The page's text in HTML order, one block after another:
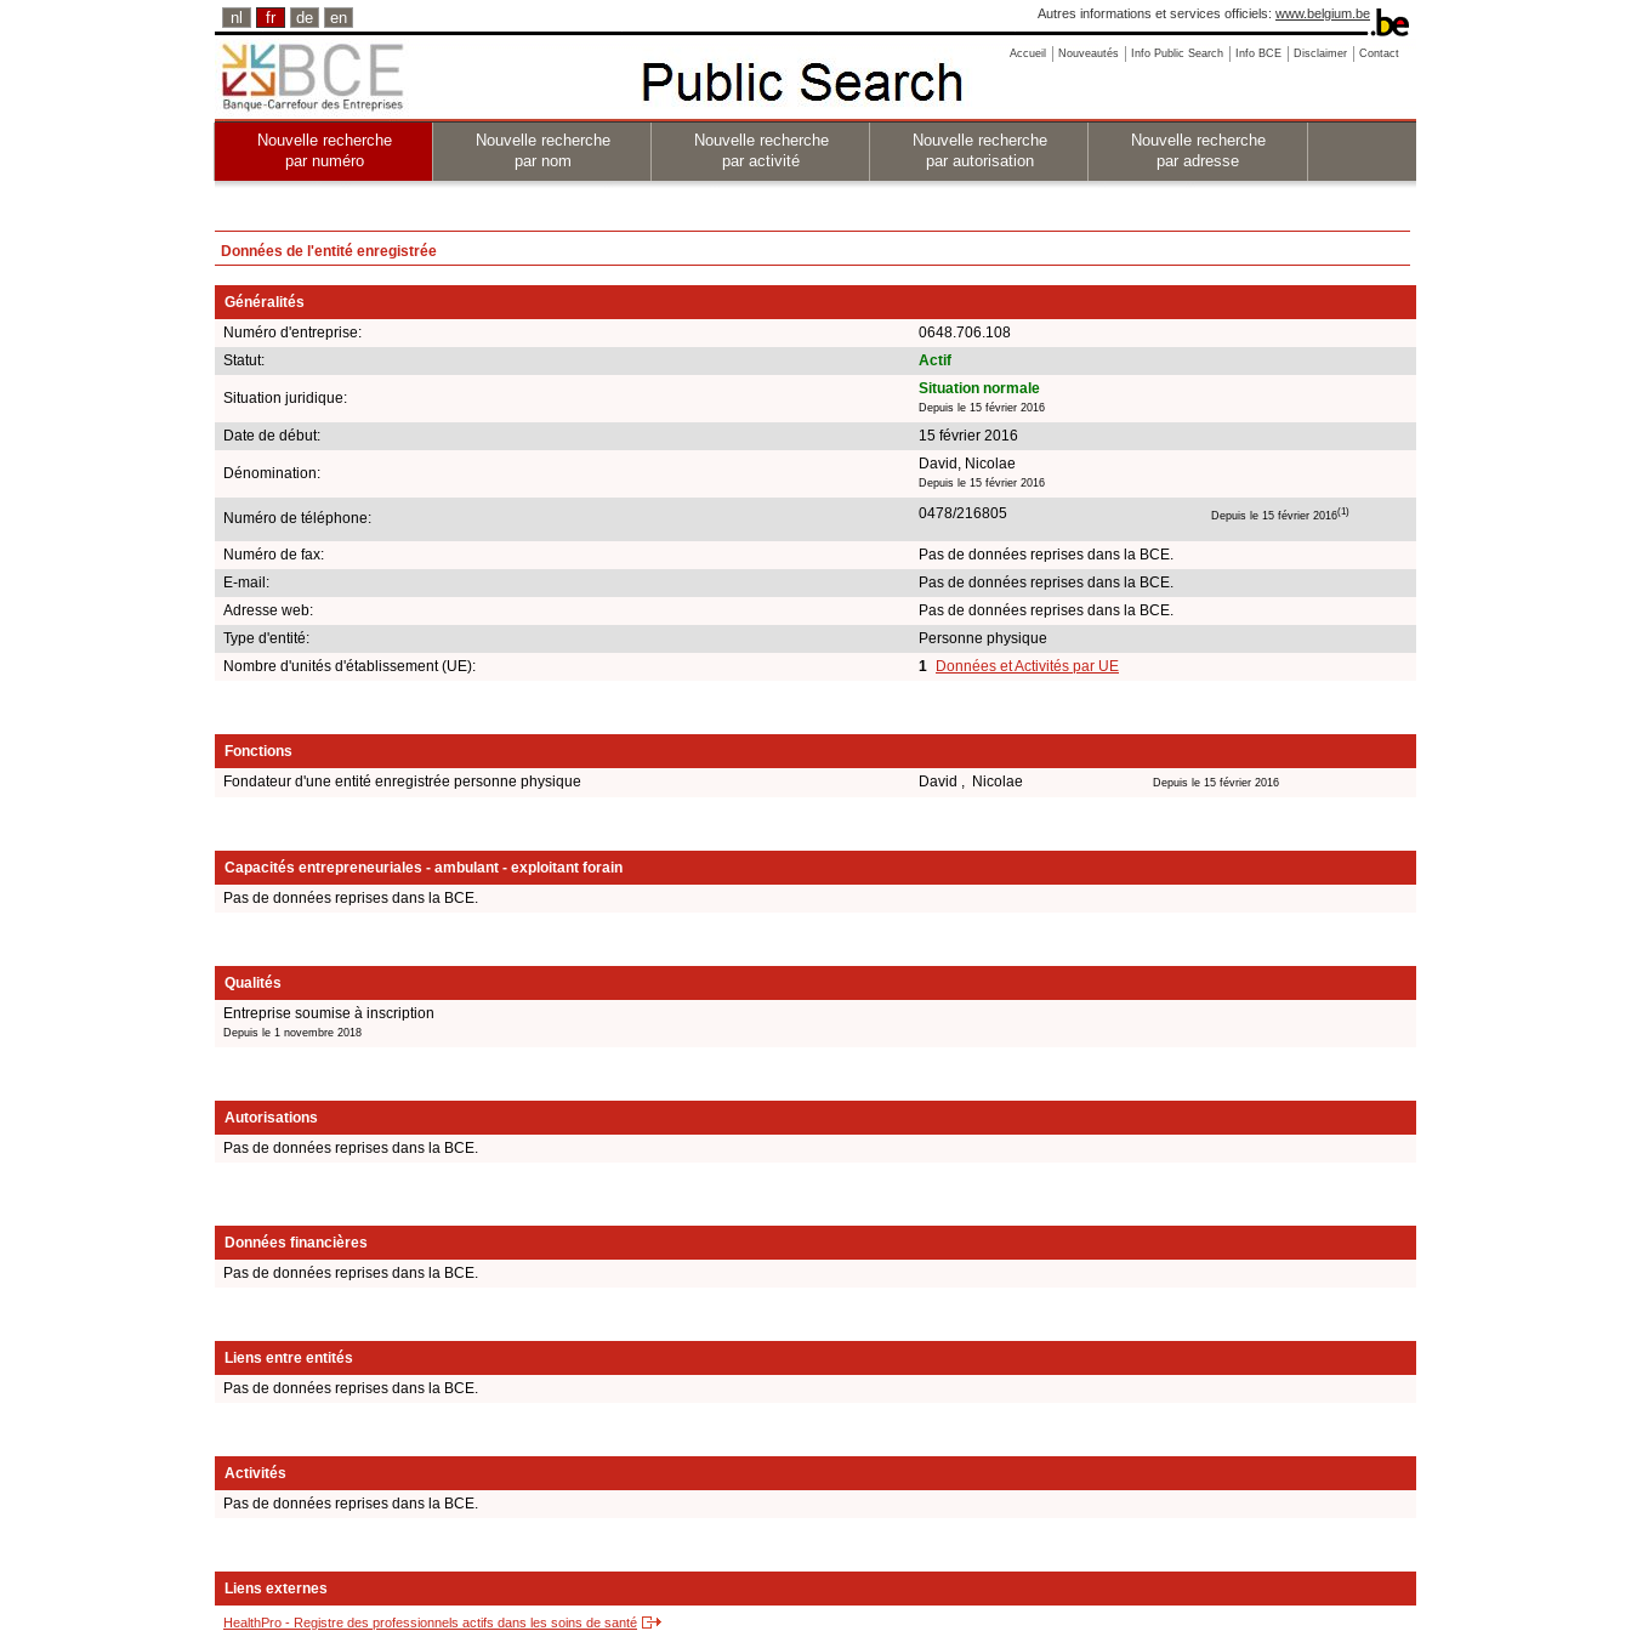
nl fr de en Autres informations et services officiels: www.belgium.be
Accueil Nouveautés Info Public Search Info BCE Disclaimer Contact
Nouvelle recherche
par numéro
Nouvelle recherche
par nom
Nouvelle recherche
par activité
Nouvelle recherche
par autorisation
Nouvelle recherche
par adresse
Données de l'entité enregistrée
Généralités
Numéro d'entreprise:
0648.706.108
Statut:
Actif
Situation juridique:
Situation normale
Depuis le 15 février 2016
Date de début: 15 février 2016
Dénomination:
David, Nicolae
Depuis le 15 février 2016
Numéro de téléphone: 0478/216805 Depuis le 15 février 2016(1)
Numéro de fax:
Pas de données reprises dans la BCE.
E-mail:
Pas de données reprises dans la BCE.
Adresse web:
Pas de données reprises dans la BCE.
Type d'entité:
Personne physique
Nombre d'unités d'établissement (UE):
1 Données et Activités par UE
Fonctions
Fondateur d'une entité enregistrée personne physique
David , Nicolae Depuis le 15 février 2016
Capacités entrepreneuriales - ambulant - exploitant forain
Pas de données reprises dans la BCE.
Qualités
Entreprise soumise à inscription
Depuis le 1 novembre 2018
Autorisations
Pas de données reprises dans la BCE.
Données financières
Pas de données reprises dans la BCE.
Liens entre entités
Pas de données reprises dans la BCE.
Activités
Pas de données reprises dans la BCE.
Liens externes
HealthPro - Registre des professionnels actifs dans les soins de santé